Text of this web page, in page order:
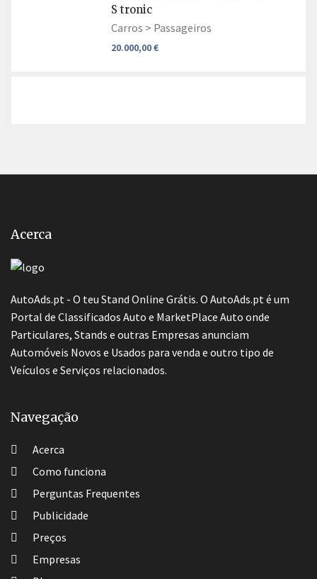
S tronic
Carros > Passageiros
20.000,00 €
Acerca
AutoAds.pt - O teu Stand Online Grátis. O AutoAds.pt é um
Portal de Classificados Auto e MarketPlace Auto onde
Particulares, Stands e outras Empresas anunciam
Automóveis Novos e Usados para venda e outro tipo de
Veículos e Serviços relacionados.
Navegação
Acerca
Como funciona
Perguntas Frequentes
Publicidade
Preços
Empresas